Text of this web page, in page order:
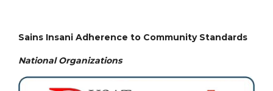
Sains Insani Adherence to Community Standards
National Organizations